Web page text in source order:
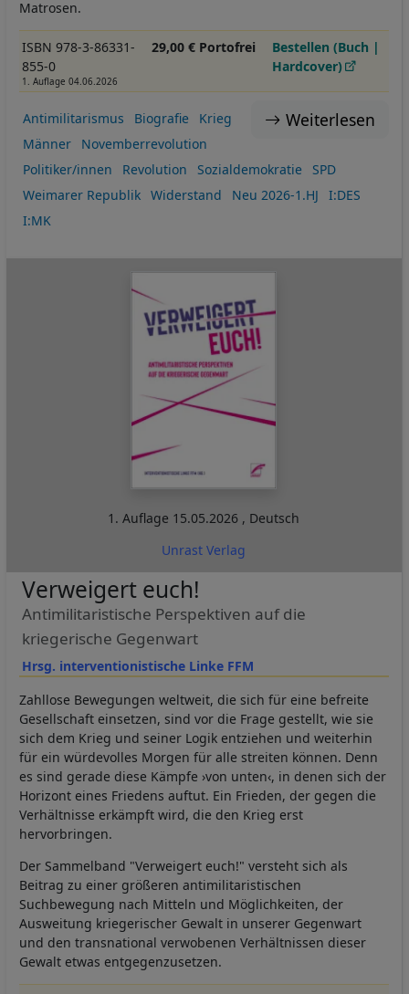
Matrosen.
ISBN 978-3-86331-
855-0
1. Auflage 04.06.2026
29,00 € Portofrei
Bestellen (Buch |
Hardcover)
Weiterlesen
Antimilitarismus Biografie
Krieg
Männer
Novemberrevolution
Politiker/innen
Revolution Sozialdemokratie
SPD
Weimarer Republik
Widerstand Neu 2026-1.HJ
I:DES
I:MK
1. Auflage 15.05.2026 , Deutsch
Unrast Verlag
Hrsg. interventionistische Linke FFM
Verweigert euch!
Antimilitaristische Perspektiven auf die
kriegerische Gegenwart
Zahllose Bewegungen weltweit, die sich für eine befreite
Gesellschaft einsetzen, sind vor die Frage gestellt, wie sie
sich dem Krieg und seiner Logik entziehen und weiterhin
für ein würdevolles Morgen für alle streiten können. Denn
es sind gerade diese Kämpfe ›von unten‹, in denen sich der
Horizont eines Friedens auftut. Ein Frieden, der gegen die
Verhältnisse erkämpft wird, die den Krieg erst
hervorbringen.
Der Sammelband "Verweigert euch!" versteht sich als
Beitrag zu einer größeren antimilitaristischen
Suchbewegung nach Mitteln und Möglichkeiten, der
Ausweitung kriegerischer Gewalt in unserer Gegenwart
und den transnational verwobenen Verhältnissen dieser
Gewalt etwas entgegenzusetzen.
Cookies